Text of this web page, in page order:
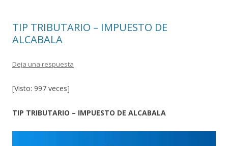
TIP TRIBUTARIO – IMPUESTO DE
ALCABALA
Deja una respuesta
[Visto: 997 veces]
TIP TRIBUTARIO – IMPUESTO DE ALCABALA